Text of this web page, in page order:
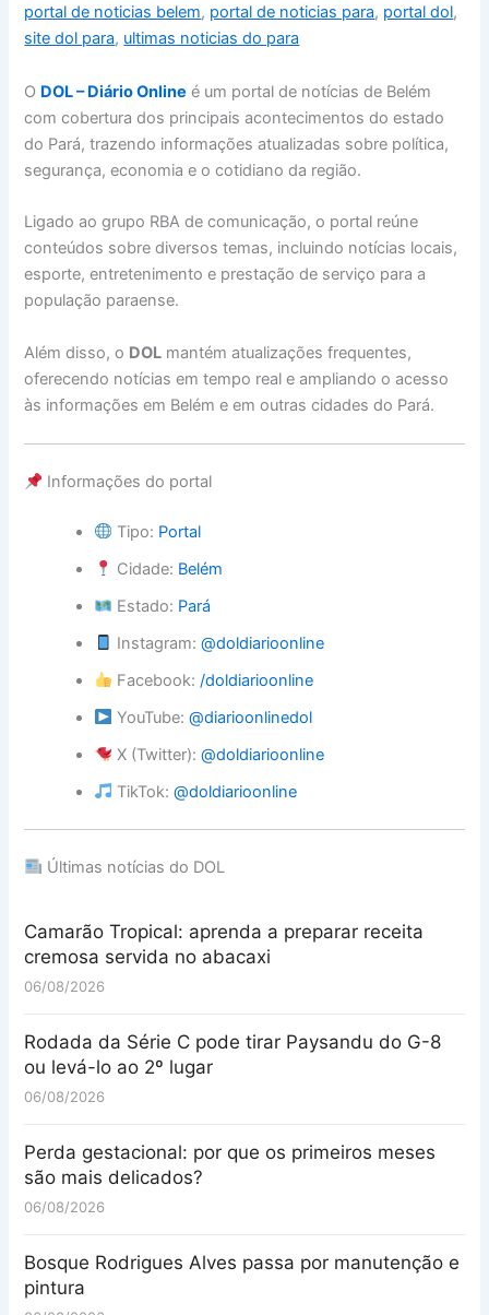
portal de noticias belem, portal de noticias para, portal dol,
site dol para, ultimas noticias do para
O DOL – Diário Online é um portal de notícias de Belém
com cobertura dos principais acontecimentos do estado
do Pará, trazendo informações atualizadas sobre política,
segurança, economia e o cotidiano da região.
Ligado ao grupo RBA de comunicação, o portal reúne
conteúdos sobre diversos temas, incluindo notícias locais,
esporte, entretenimento e prestação de serviço para a
população paraense.
Além disso, o DOL mantém atualizações frequentes,
oferecendo notícias em tempo real e ampliando o acesso
às informações em Belém e em outras cidades do Pará.
Informações do portal
Tipo: Portal
Cidade: Belém
Estado: Pará
Instagram: @doldiarioonline
Facebook: /doldiarioonline
YouTube: @diarioonlinedol
X (Twitter): @doldiarioonline
TikTok: @doldiarioonline
Últimas notícias do DOL
Camarão Tropical: aprenda a preparar receita
cremosa servida no abacaxi
06/08/2026
Rodada da Série C pode tirar Paysandu do G-8
ou levá-lo ao 2º lugar
06/08/2026
Perda gestacional: por que os primeiros meses
são mais delicados?
06/08/2026
Bosque Rodrigues Alves passa por manutenção e
pintura